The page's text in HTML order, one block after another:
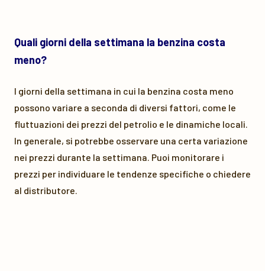
Quali giorni della settimana la benzina costa
meno?
I giorni della settimana in cui la benzina costa meno
possono variare a seconda di diversi fattori, come le
fluttuazioni dei prezzi del petrolio e le dinamiche locali.
In generale, si potrebbe osservare una certa variazione
nei prezzi durante la settimana. Puoi monitorare i
prezzi per individuare le tendenze specifiche o chiedere
al distributore.